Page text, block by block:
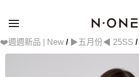
❤️週週新品 | New / ▶五月份◀ 25SS /